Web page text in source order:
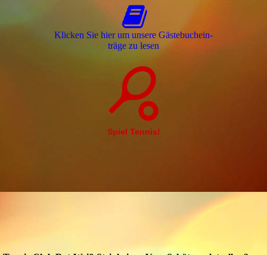
Klicken Sie hier um unsere Gäs­te­buch­ein­
trä­ge zu lesen
Spiel Tennis!